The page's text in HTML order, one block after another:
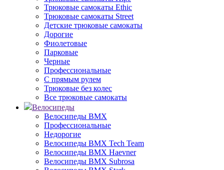
Трюковые самокаты Ethic
Трюковые самокаты Street
Детские трюковые самокаты
Дорогие
Фиолетовые
Парковые
Черные
Профессиональные
С прямым рулем
Трюковые без колес
Все трюковые самокаты
Велосипеды
Велосипеды BMX
Профессиональные
Недорогие
Велосипеды BMX Tech Team
Велосипеды BMX Haevner
Велосипеды BMX Subrosa